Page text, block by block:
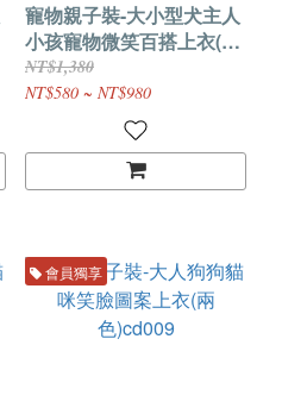
寵物親子裝-大小型犬主人
小孩寵物微笑百搭上衣(兩
色)cd011
NT$1,380
NT$580 ~ NT$980
會員獨享